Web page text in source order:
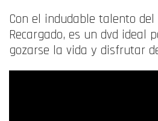
Con el indudable talento
Recargado, es un dvd ideal
gozarse la vida y disfrutar